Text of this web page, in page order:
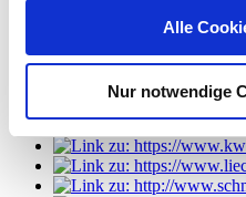
Alle
Nur notwendige